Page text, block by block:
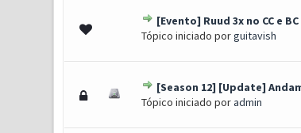
[Evento] Ruud 3x no CC e
Tópico iniciado porguitavish
0 Voto(s) - 0 de 5
1 23
[Season 12] [Update]
Tópico iniciado poradmin
0 Voto(s) - 0 de 5
123